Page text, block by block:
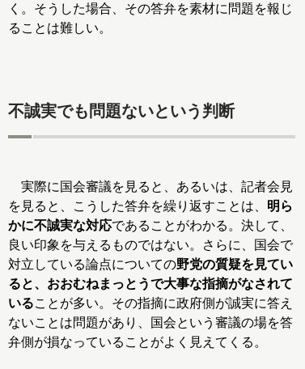
く。そうした場合、その答弁を素材に問題を報じ
ることは難しい。
不誠実でも問題ないという判断
実際に国会審議を見ると、あるいは、記者会見
を見ると、こうした答弁を繰り返すことは、 明ら
かに不誠実な対応であることがわかる。決して、
良い印象を与えるものではない。さらに、国会で
対立している論点についての野党の質疑を見てい
ると、おおむねまっとうで大事な指摘がなされて
いることが多い。その指摘に政府側が誠実に答え
ないことは問題があり、国会という審議の場を答
弁側が損なっていることがよく見えてくる。